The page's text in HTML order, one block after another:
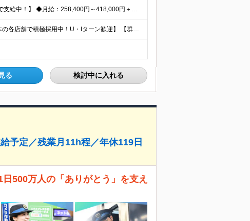
【賞与平均4.4ケ月分│決算賞与も20年以上連続で支給中！】 ◆月給：258,400円～418,000円＋残業代＋各種手当 ※給与は前職での経験、スキルを考慮し、決定します ※残業代は全額支給します
【埼玉、千葉、群馬、東京、神奈川、茨城、栃木の各店舗で積極採用中！U・Iターン歓迎】 【群馬県】 安中/伊勢崎/太田/桐生/高崎/館林/富岡/ 中之条/藤岡/前橋 【茨城県】 古河/取手/竜ヶ崎
る 検討中に入れる
予定／残業月11h程／年休119日
500万人の「ありがとう」を支え